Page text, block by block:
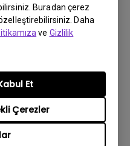
Buradan çerez
Daha
ve Gizlilik
Çerezler
Et